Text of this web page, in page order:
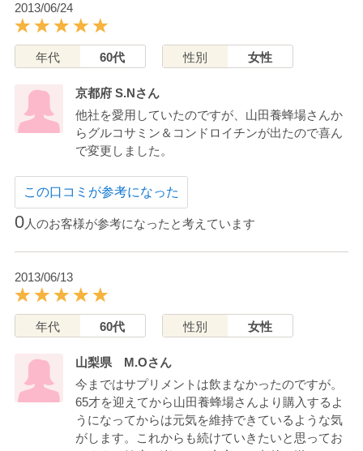
2013/06/24
年代 60代 性別 女性
京都府 S.Nさん
他社を愛用していたのですが、山田養蜂場さんか
らグルコサミン＆コンドロイチンが出たので喜ん
で変更しました。
この口コミが参考になった
0人のお客様が参考になったと考えています
2013/06/13
年代 60代 性別 女性
山梨県 M.Oさん
今まではサプリメントは飲まなかったのですが。
65才を迎えてから山田養蜂場さんより購入するよ
うになってからは元気を維持できているような気
がします。これからも続けていきたいと思ってお